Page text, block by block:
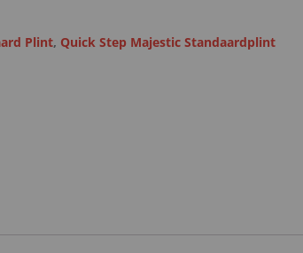
Plint, Quick Step Majestic Standaardplint